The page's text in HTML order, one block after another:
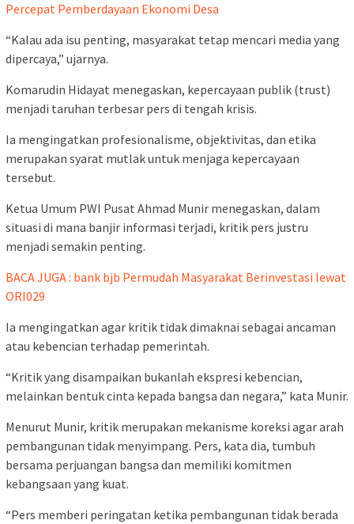
Percepat Pemberdayaan Ekonomi Desa
“Kalau ada isu penting, masyarakat tetap mencari media yang
dipercaya,” ujarnya.
Komarudin Hidayat menegaskan, kepercayaan publik (trust)
menjadi taruhan terbesar pers di tengah krisis.
Ia mengingatkan profesionalisme, objektivitas, dan etika
merupakan syarat mutlak untuk menjaga kepercayaan
tersebut.
Ketua Umum PWI Pusat Ahmad Munir menegaskan, dalam
situasi di mana banjir informasi terjadi, kritik pers justru
menjadi semakin penting.
BACA JUGA : bank bjb Permudah Masyarakat Berinvestasi lewat
ORI029
Ia mengingatkan agar kritik tidak dimaknai sebagai ancaman
atau kebencian terhadap pemerintah.
“Kritik yang disampaikan bukanlah ekspresi kebencian,
melainkan bentuk cinta kepada bangsa dan negara,” kata Munir.
Menurut Munir, kritik merupakan mekanisme koreksi agar arah
pembangunan tidak menyimpang. Pers, kata dia, tumbuh
bersama perjuangan bangsa dan memiliki komitmen
kebangsaan yang kuat.
“Pers memberi peringatan ketika pembangunan tidak berada